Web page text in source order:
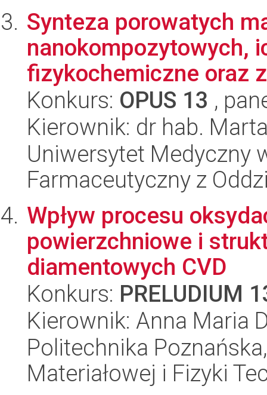
Synteza porowatych
nanokompozytowych,
fizykochemiczne oraz
Konkurs: OPUS 13 ,
Kierownik: dr hab.
Uniwersytet Medyczny
Farmaceutyczny z
Wpływ procesu
powierzchniowe i
diamentowych CVD
Konkurs: PRELUDIUM
Kierownik: Anna Maria
Politechnika
Materiałowej i Fizyki